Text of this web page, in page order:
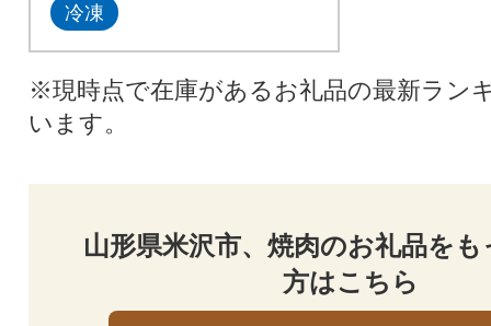
冷凍
※現時点で在庫があるお礼品の最新ラン
います。
山形県米沢市、焼肉のお礼品を
方はこちら